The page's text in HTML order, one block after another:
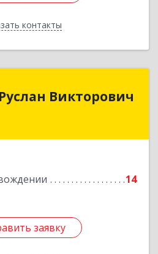
контакты
Назад
Викторович
14
заявку
обл, Холмский р-н, Холмск
заявку